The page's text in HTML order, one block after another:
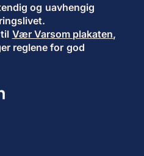
og uavhengig
Vær Varsom plakaten,
reglene for god